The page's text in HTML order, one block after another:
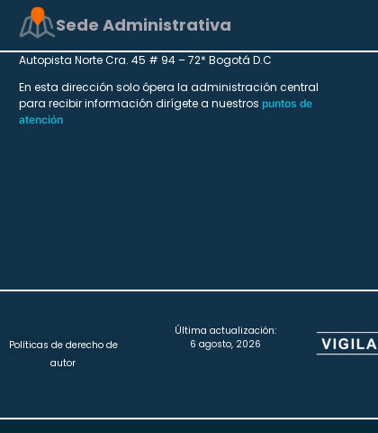
Sede Administrativa
Autopista Norte Cra. 45 # 94 – 72* Bogotá D.C
En esta dirección solo ópera la administración central
para recibir información dirígete a nuestros puntos de
atención
Políticas de derecho de
autor
Última actualización:
6 agosto, 2026